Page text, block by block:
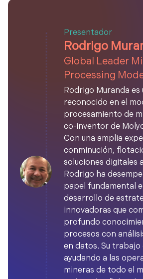
Presentador
Rodrigo
Global Leader
Processing
Rodrigo Muranda es
reconocido en el
procesamiento de
co-inventor de
Con una amplia
conminución,
soluciones digitales
Rodrigo ha
papel fundamental
desarrollo de
innovadoras que
profundo
procesos con
en datos. Su trabajo
ayudando a las
mineras de todo el